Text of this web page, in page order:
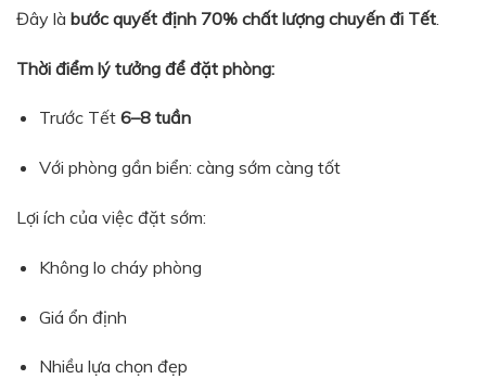
Đây là bước quyết định 70% chất lượng chuyến đi Tết
Thời điểm lý tưởng để đặt phòng:
Trước Tết 6–8 tuần
Với phòng gần biển: càng sớm càng tốt
Lợi ích của việc đặt sớm:
Không lo cháy phòng
Giá ổn định
Nhiều lựa chọn đẹp